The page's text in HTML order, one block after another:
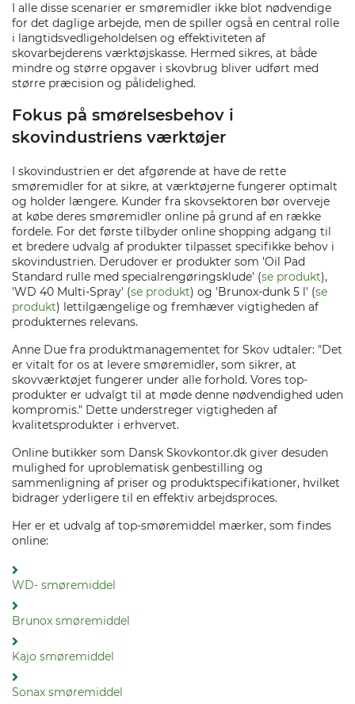
I alle disse scenarier er smøremidler ikke blot nødvendige
for det daglige arbejde, men de spiller også en central rolle
i langtidsvedligeholdelsen og effektiviteten af
skovarbejderens værktøjskasse. Hermed sikres, at både
mindre og større opgaver i skovbrug bliver udført med
større præcision og pålidelighed.
Fokus på smørelsesbehov i
skovindustriens værktøjer
I skovindustrien er det afgørende at have de rette
smøremidler for at sikre, at værktøjerne fungerer optimalt
og holder længere. Kunder fra skovsektoren bør overveje
at købe deres smøremidler online på grund af en række
fordele. For det første tilbyder online shopping adgang til
et bredere udvalg af produkter tilpasset specifikke behov i
skovindustrien. Derudover er produkter som 'Oil Pad
Standard rulle med specialrengøringsklude' (se produkt),
'WD 40 Multi-Spray' (se produkt) og 'Brunox-dunk 5 l' (se
produkt) lettilgængelige og fremhæver vigtigheden af
produkternes relevans.
Anne Due fra produktmanagementet for Skov udtaler: "Det
er vitalt for os at levere smøremidler, som sikrer, at
skovværktøjet fungerer under alle forhold. Vores top-
produkter er udvalgt til at møde denne nødvendighed uden
kompromis." Dette understreger vigtigheden af
kvalitetsprodukter i erhvervet.
Online butikker som Dansk Skovkontor.dk giver desuden
mulighed for uproblematisk genbestilling og
sammenligning af priser og produktspecifikationer, hvilket
bidrager yderligere til en effektiv arbejdsproces.
Her er et udvalg af top-smøremiddel mærker, som findes
online:
WD- smøremiddel
Brunox smøremiddel
Kajo smøremiddel
Sonax smøremiddel